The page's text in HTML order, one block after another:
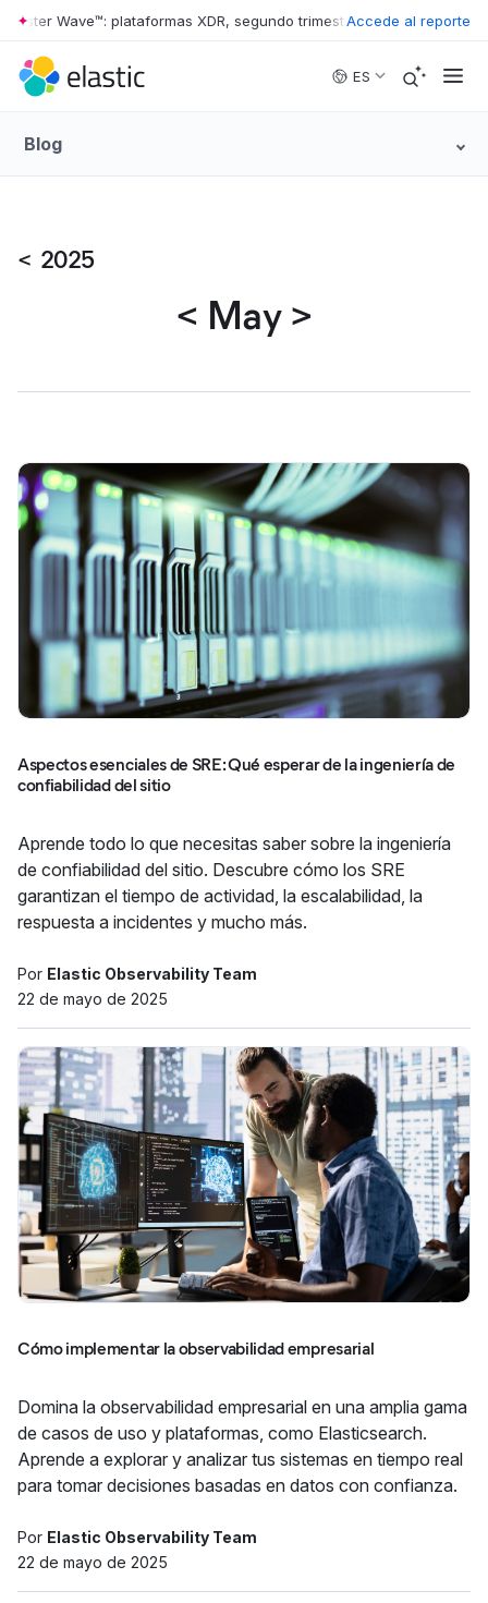
Skip to main content
Wave™: plataformas XDR, segundo trimestre de 2026 • The
Accede al reporte
ES
Blog
< 2025
< May >
Aspectos esenciales de SRE: Qué esperar de la ingeniería de
confiabilidad del sitio
Aprende todo lo que necesitas saber sobre la ingeniería
de confiabilidad del sitio. Descubre cómo los SRE
garantizan el tiempo de actividad, la escalabilidad, la
respuesta a incidentes y mucho más.
Por Elastic Observability Team
22 de mayo de 2025
Cómo implementar la observabilidad empresarial
Domina la observabilidad empresarial en una amplia gama
de casos de uso y plataformas, como Elasticsearch.
Aprende a explorar y analizar tus sistemas en tiempo real
para tomar decisiones basadas en datos con confianza.
Por Elastic Observability Team
22 de mayo de 2025